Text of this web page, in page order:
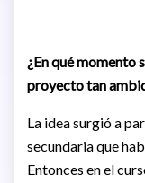
¿En qué momento
proyecto tan
La idea surgió a
secundaria que
Entonces en el